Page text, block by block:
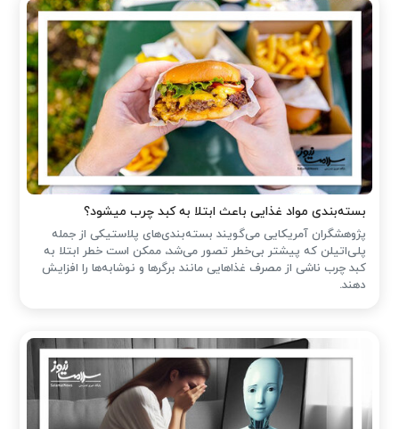
بسته‌بندی مواد غذایی باعث ابتلا به کبد چرب میشود؟
پژوهشگران آمریکایی می‌گویند بسته‌بندی‌های پلاستیکی از جمله
پلی‌اتیلن که پیشتر بی‌خطر تصور می‌شد، ممکن است خطر ابتلا به
کبد چرب ناشی از مصرف غذاهایی مانند برگرها و نوشابه‌ها را افزایش
دهند.